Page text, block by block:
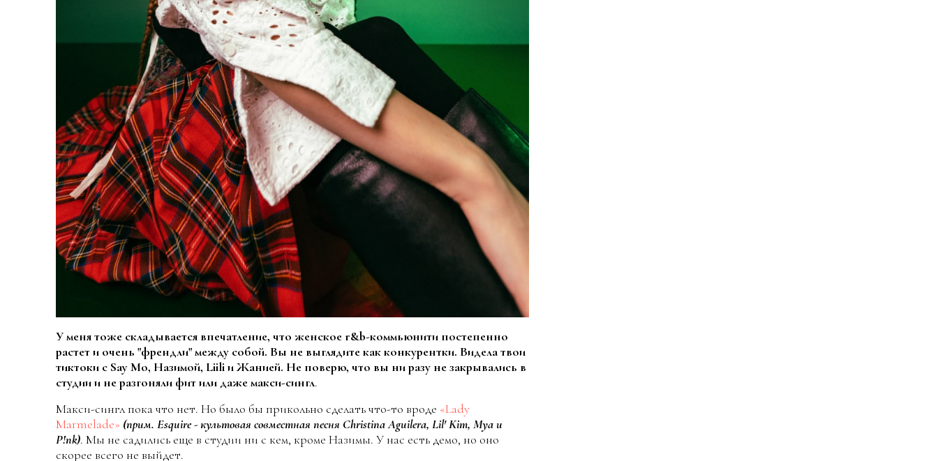
У меня тоже складывается впечатление, что женское r&b-коммьюнити постепенно
растет и очень "френдли" между собой. Вы не выглядите как конкурентки. Видела твои
тиктоки с Say Mo, Назимой, Liili и Жанией. Не поверю, что вы ни разу не закрывались в
студии и не разгоняли фит или даже макси-сингл.
Макси-сингл пока что нет. Но было бы прикольно сделать что-то вроде «Lady
Marmelade» (прим. Esquire - культовая совместная песня Christina Aguilera, Lil' Kim, Mya и
P!nk). Мы не садились еще в студии ни с кем, кроме Назимы. У нас есть демо, но оно
скорее всего не выйдет.